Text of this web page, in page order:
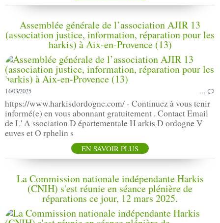
Assemblée générale de l’association AJIR 13
(association justice, information, réparation pour les
harkis) à Aix-en-Provence (13)
14/03/2025 …
https://www.harkisdordogne.com/ - Continuez à vous tenir
informé(e) en vous abonnant gratuitement . Contact Email
de L' A ssociation D épartementale H arkis D ordogne V
euves et O rphelin s
EN SAVOIR PLUS
La Commission nationale indépendante Harkis
(CNIH) s'est réunie en séance plénière de
réparations ce jour, 12 mars 2025.